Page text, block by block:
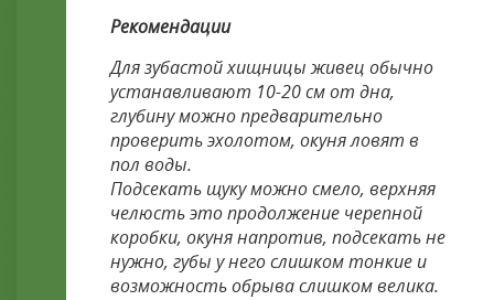
Рекомендации
Для зубастой хищницы живец обычно
устанавливают 10-20 см от дна,
глубину можно предварительно
проверить эхолотом, окуня ловят в
пол воды.
Подсекать щуку можно смело, верхняя
челюсть это продолжение черепной
коробки, окуня напротив, подсекать не
нужно, губы у него слишком тонкие и
возможность обрыва слишком велика.